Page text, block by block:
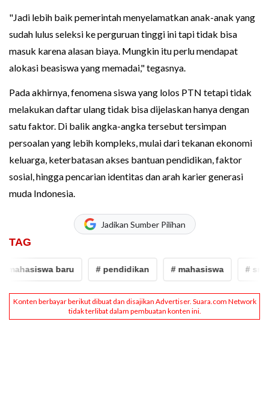
"Jadi lebih baik pemerintah menyelamatkan anak-anak yang
sudah lulus seleksi ke perguruan tinggi ini tapi tidak bisa
masuk karena alasan biaya. Mungkin itu perlu mendapat
alokasi beasiswa yang memadai," tegasnya.
Pada akhirnya, fenomena siswa yang lolos PTN tetapi tidak
melakukan daftar ulang tidak bisa dijelaskan hanya dengan
satu faktor. Di balik angka-angka tersebut tersimpan
persoalan yang lebih kompleks, mulai dari tekanan ekonomi
keluarga, keterbatasan akses bantuan pendidikan, faktor
sosial, hingga pencarian identitas dan arah karier generasi
muda Indonesia.
Jadikan Sumber Pilihan
TAG
baru # pendidikan # mahasiswa # snbp